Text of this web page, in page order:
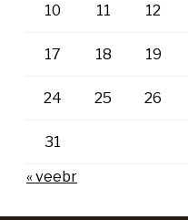
10 11 12
17 18 19
24 25 26
31
« veebr